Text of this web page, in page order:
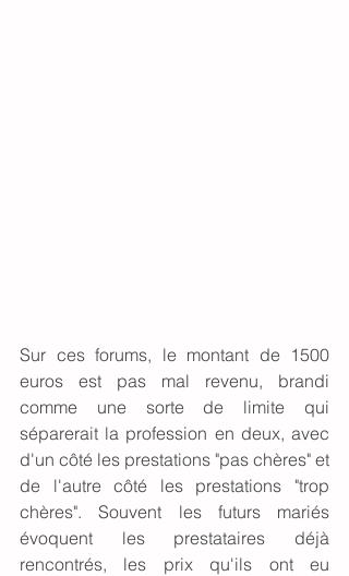
Sur ces forums, le montant de 1500
euros est pas mal revenu, brandi
comme une sorte de limite qui
séparerait la profession en deux, avec
d'un côté les prestations "pas chères" et
de l'autre côté les prestations "trop
chères". Souvent les futurs mariés
évoquent les prestataires déjà
rencontrés, les prix qu'ils ont eu